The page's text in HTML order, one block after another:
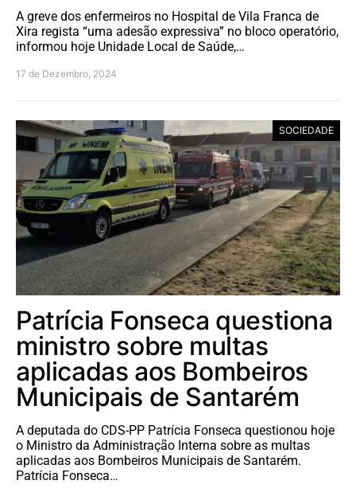
A greve dos enfermeiros no Hospital de Vila Franca de
Xira regista “uma adesão expressiva” no bloco operatório,
informou hoje Unidade Local de Saúde,…
17 de Dezembro, 2024
SOCIEDADE
Patrícia Fonseca questiona
ministro sobre multas
aplicadas aos Bombeiros
Municipais de Santarém
A deputada do CDS-PP Patrícia Fonseca questionou hoje
o Ministro da Administração Interna sobre as multas
aplicadas aos Bombeiros Municipais de Santarém.
Patrícia Fonseca…